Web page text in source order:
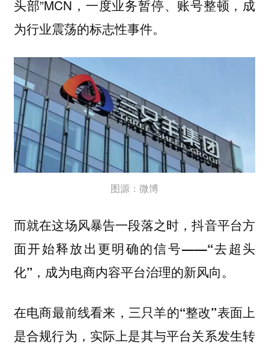
头部”MCN，一度业务暂停、账号整顿，成
为行业震荡的标志性事件。
图源：微博
而就在这场风暴告一段落之时，抖音平台方
面开始释放出更明确的信号——“去超头
化”，成为电商内容平台治理的新风向。
在电商最前线看来， 三只羊的“整改”表面上
是合规行为，实际上是其与平台关系发生转